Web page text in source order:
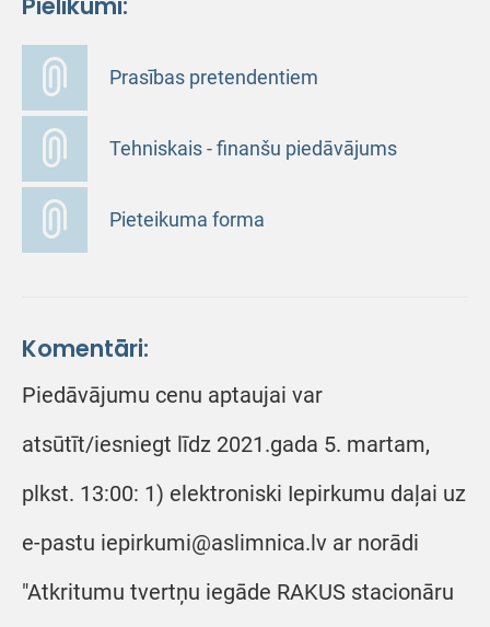
Pielikumi:
Prasības pretendentiem
Tehniskais - finanšu piedāvājums
Pieteikuma forma
Komentāri:
Piedāvājumu cenu aptaujai var
atsūtīt/iesniegt līdz 2021.gada 5. martam,
plkst. 13:00: 1) elektroniski Iepirkumu daļai uz
e-pastu iepirkumi@aslimnica.lv ar norādi
"Atkritumu tvertņu iegāde RAKUS stacionāru